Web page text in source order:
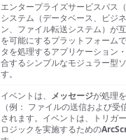
エンタープライズサービスバス
システム（データベース、ビジ
ン、ファイル転送システム）が
を可能にするプラットフォーム
タを処理するアプリケーション
合するシンプルなモジュラー型
す。
イベントは、 メッセージが処理
（例： ファイルの送信および受
されます。イベントは、トリガ
ロジックを実施するための